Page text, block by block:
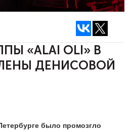
«ALAI OLI» В
ДЕНИСОВОЙ
было промозгло